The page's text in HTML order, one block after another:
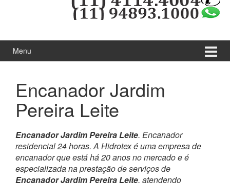
Menu
Encanador Jardim
Pereira Leite
Encanador Jardim Pereira Leite. Encanador
residencial 24 horas. A Hidrotex é uma empresa de
encanador que está há 20 anos no mercado e é
especializada na prestação de serviços de
Encanador Jardim Pereira Leite, atendendo